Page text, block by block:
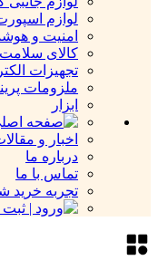
لوازم
امنیت و
کالای سلامت
تجهیزات
ملزومات
ابزار
اخبار و
درباره ما
تماس با ما
تجربه خرید